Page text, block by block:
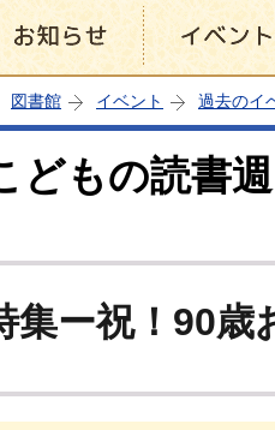
図書館 イベント 過去のイ
もの読書
集ー祝！90